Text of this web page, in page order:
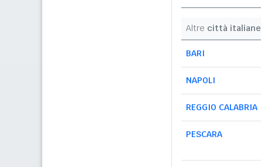
Altre città italiane
BARI
NAPOLI
REGGIO CALABRIA
PESCARA